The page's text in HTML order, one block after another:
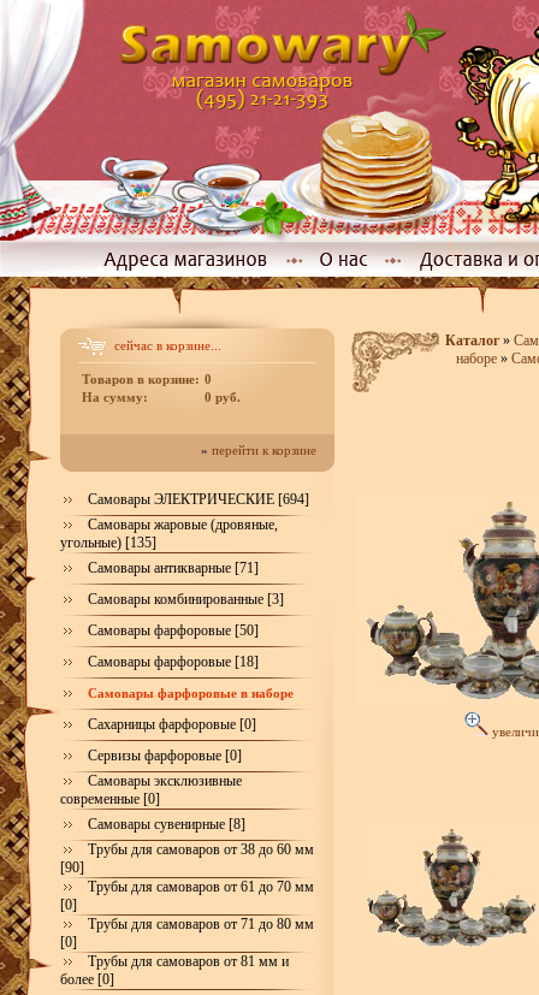
сейчас в корзине...
Товаров в корзине: 0
На сумму:
0 руб.
» перейти к корзине
Самовары ЭЛЕКТРИЧЕСКИЕ [694]
Самовары жаровые (дровяные,
угольные) [135]
Самовары антикварные [71]
Самовары комбинированные [3]
Самовары фарфоровые [50]
Самовары фарфоровые [18]
Самовары фарфоровые в наборе
Сахарницы фарфоровые [0]
Сервизы фарфоровые [0]
Самовары эксклюзивные
современные [0]
Самовары сувенирные [8]
Трубы для самоваров от 38 до 60 мм
[90]
Трубы для самоваров от 61 до 70 мм
[0]
Трубы для самоваров от 71 до 80 мм
[0]
Трубы для самоваров от 81 мм и
более [0]
Каталог»
наборе »